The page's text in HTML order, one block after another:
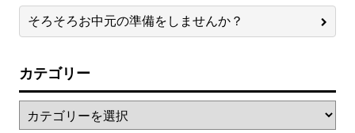
そろそろお中元の準備をしませんか？
カテゴリー